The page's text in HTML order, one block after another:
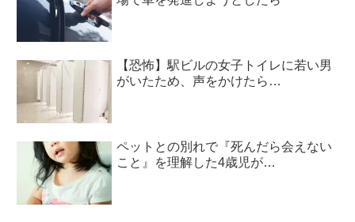
【恐怖】駅ビルの女子トイレに若い男
がいたため、声をかけたら…
ペットとの別れで『死んだら会えない
こと』を理解した4歳児が…